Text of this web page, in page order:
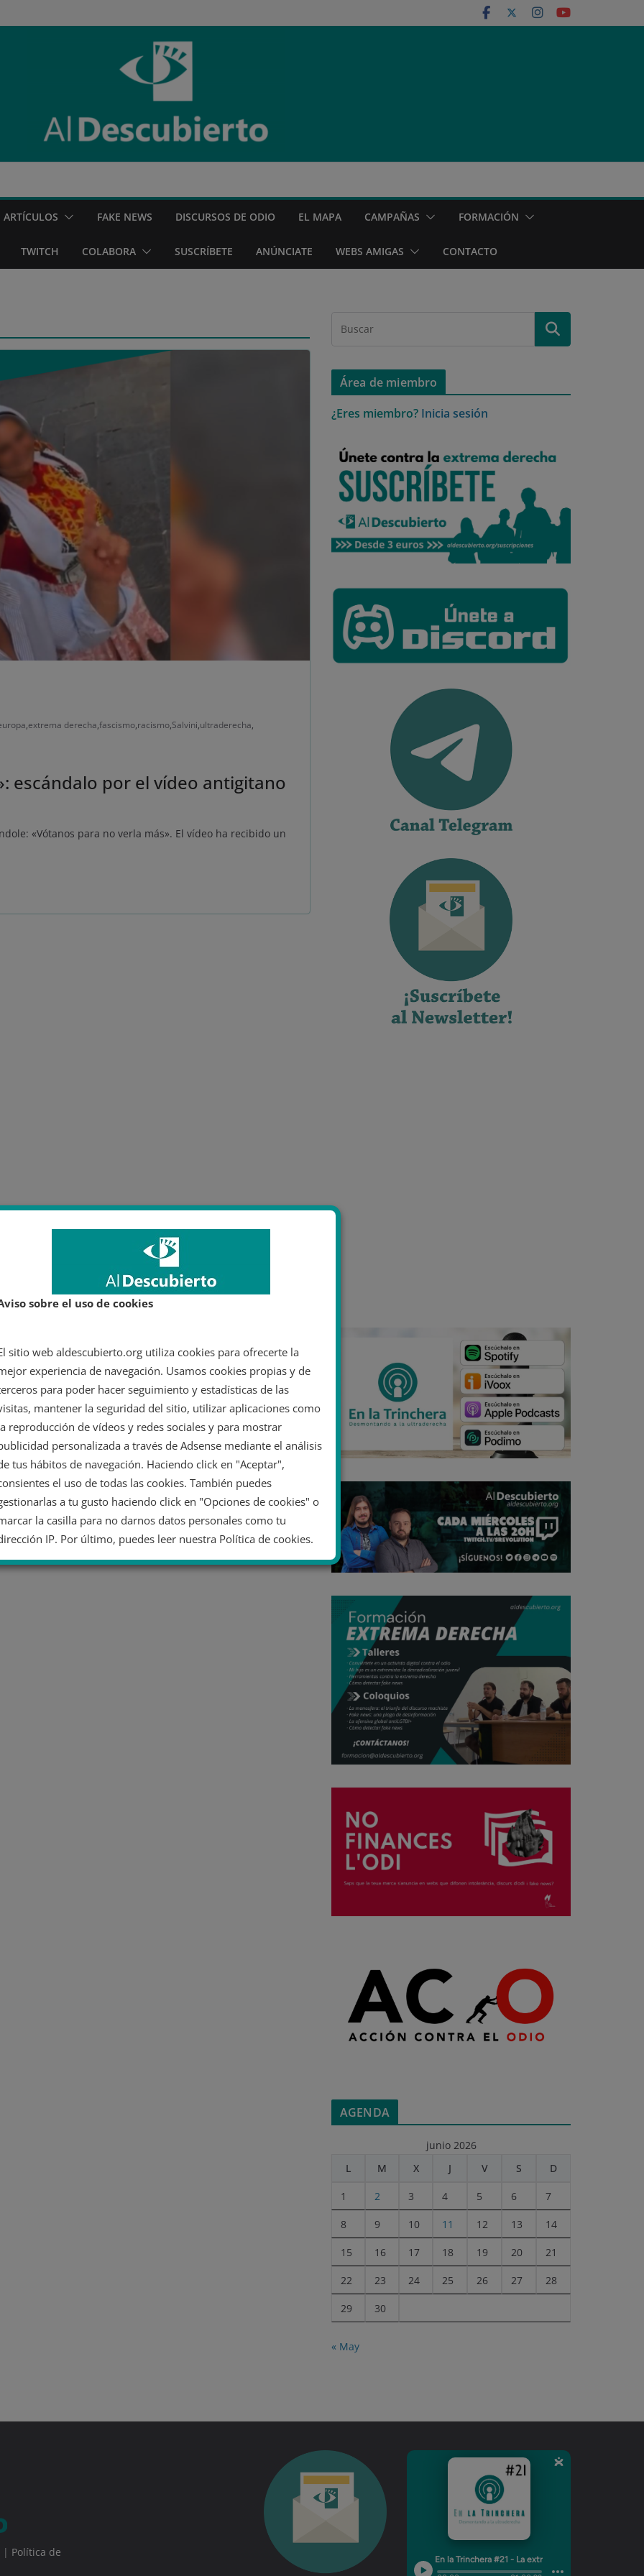
ARTÍCULOS FAKE NEWS DISCURSOS DE ODIO EL MAPA CAMPAÑAS FORMACIÓN
TWITCH COLABORA SUSCRÍBETE ANÚNCIATE WEBS AMIGAS CONTACTO
,extrema derecha,fascismo,racismo,Salvini,ultraderecha,
escándalo por el vídeo antigitano
«Vótanos para no verla más». El vídeo ha recibido un
Área de miembro
¿Eres miembro? Inicia sesión
AGENDA
junio 2026
L
M X J V S D
1 2 3 4 5 6 7
8 9 10 11 12 13 14
15 16 17 18 19 20 21
22 23 24 25 26 27 28
29 30
« May
| Política de
sobre el uso de cookies
sitio web aldescubierto.org utiliza cookies para ofrecerte la
experiencia de navegación. Usamos cookies propias y de
para poder hacer seguimiento y estadísticas de las
mantener la seguridad del sitio, utilizar aplicaciones como
reproducción de vídeos y redes sociales y para mostrar
personalizada a través de Adsense mediante el análisis
tus hábitos de navegación. Haciendo click en "Aceptar",
el uso de todas las cookies. También puedes
a tu gusto haciendo click en "Opciones de cookies" o
la casilla para no darnos datos personales como tu
IP. Por último, puedes leer nuestra Política de cookies.